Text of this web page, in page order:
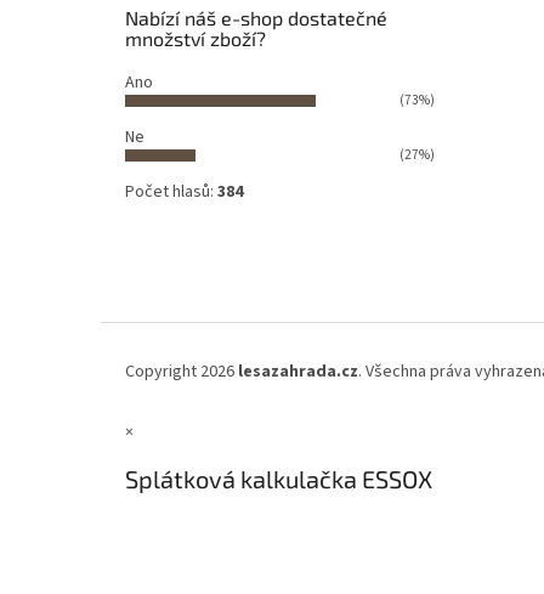
Nabízí náš e-shop dostatečné
množství zboží?
Ano
(73%)
Ne
(27%)
Počet hlasů: 384
Copyright 2026 lesazahrada.cz. Všechna práva
×
Splátková kalkulačka ESSOX